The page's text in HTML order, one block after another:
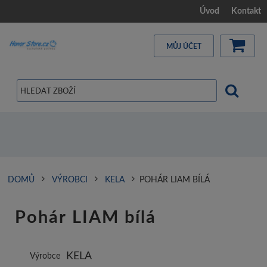
Úvod Kontakt
MŮJ ÚČET
DOMŮ VÝROBCI KELA POHÁR LIAM BÍLÁ
Pohár LIAM bílá
Výrobce KELA